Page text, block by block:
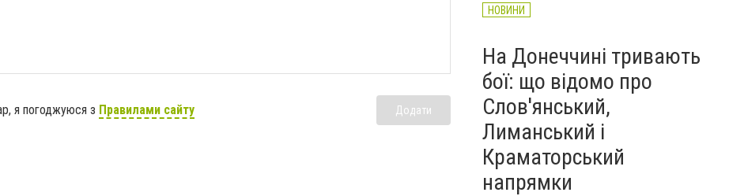
я погоджуюся з Правилами сайту Додати
НОВИНИ
На Донеччині тривають
бої: що відомо про
Слов'янський,
Лиманський і
Краматорський
напрямки